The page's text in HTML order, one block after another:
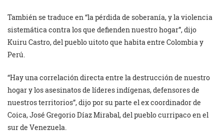
También se traduce en “la pérdida de soberanía, y la violencia
sistemática contra los que defienden nuestro hogar”, dijo
Kuiru Castro, del pueblo uitoto que habita entre Colombia y
Perú.
“Hay una correlación directa entre la destrucción de nuestro
hogar y los asesinatos de líderes indígenas, defensores de
nuestros territorios”, dijo por su parte el ex coordinador de
Coica, José Gregorio Díaz Mirabal, del pueblo curripaco en el
sur de Venezuela.